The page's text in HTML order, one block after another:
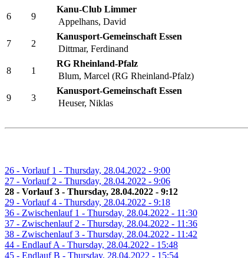
6 9
Kanu-Club Limmer
Appelhans, David
7 2
Kanusport-Gemeinschaft Essen
Dittmar, Ferdinand
8 1
RG Rheinland-Pfalz
Blum, Marcel (RG Rheinland-Pfalz)
9 3
Kanusport-Gemeinschaft Essen
Heuser, Niklas
26 - Vorlauf 1 - Thursday, 28.04.2022 - 9:00
27 - Vorlauf 2 - Thursday, 28.04.2022 - 9:06
28 - Vorlauf 3 - Thursday, 28.04.2022 - 9:12
29 - Vorlauf 4 - Thursday, 28.04.2022 - 9:18
36 - Zwischenlauf 1 - Thursday, 28.04.2022 - 11:30
37 - Zwischenlauf 2 - Thursday, 28.04.2022 - 11:36
38 - Zwischenlauf 3 - Thursday, 28.04.2022 - 11:42
44 - Endlauf A - Thursday, 28.04.2022 - 15:48
45 - Endlauf B - Thursday, 28.04.2022 - 15:54